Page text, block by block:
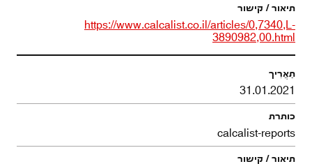
https://www.calcalist.co.il/articles/0,7340,L-
3890982,00.html
31.01.2021
calcalist-reports